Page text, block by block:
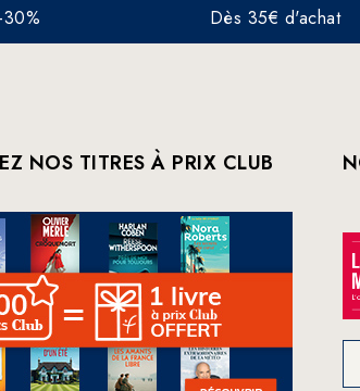
Dès 35€ d'achat
NOS TITRES À PRIX CLUB